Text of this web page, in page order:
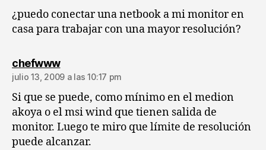
¿puedo conectar una netbook a mi monitor en
casa para trabajar con una mayor resolución?
chefwwwdice:
julio 13, 2009 a las 10:17 pm
Si que se puede, como mínimo en el medion
akoya o el msi wind que tienen salida de
monitor. Luego te miro que límite de resolución
puede alcanzar.